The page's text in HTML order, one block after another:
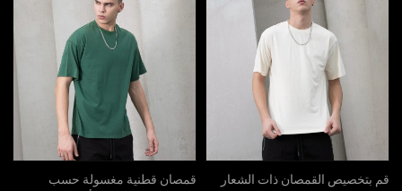
قم بتخصيص القمصان ذات الشعار
قمصان قطنية مغسولة حسب